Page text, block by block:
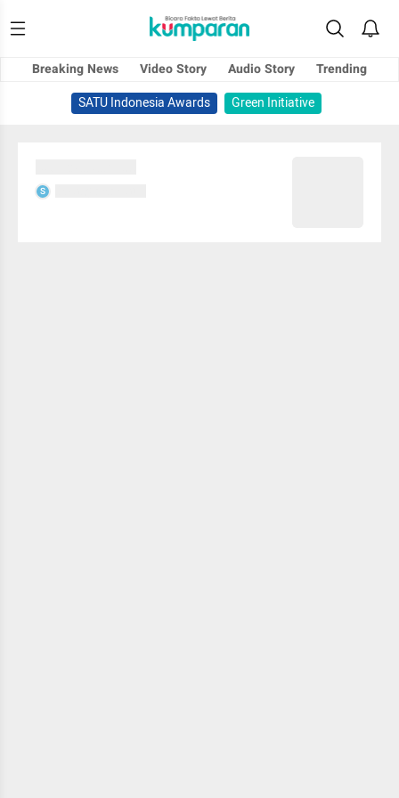
Breaking News Video Story Audio Story
Trending
SATU Indonesia Awards
Green Initiative
S